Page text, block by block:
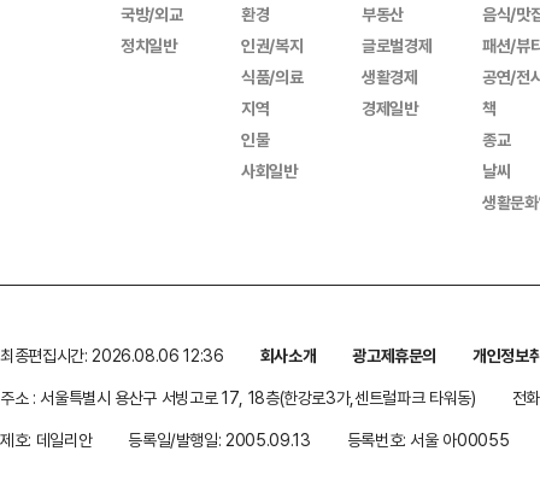
국방/외교
정치일반
환경
인권/복지
식품/의료
지역
인물
사회일반
부동산
글로벌경제
생활경제
경제일반
음식/맛
패션/뷰
공연/전
책
종교
날씨
생활문
최종편집시간: 2026.08.06 12:36 회사소개 광고제휴문의
개인정보
주소 : 서울특별시 용산구 서빙고로 17, 18층(한강로3가,센트럴파크 타워동)
전
제호: 데일리안
등록일/발행일: 2005.09.13 등록번호: 서울 아00055